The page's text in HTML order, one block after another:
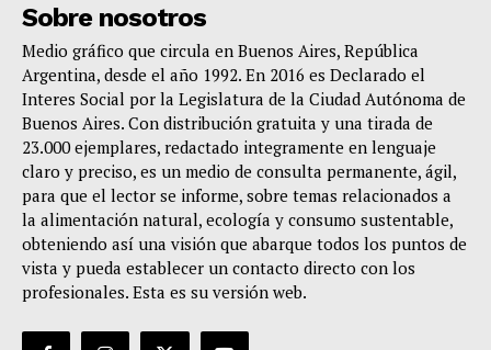
Sobre nosotros
Medio gráfico que circula en Buenos Aires, República
Argentina, desde el año 1992. En 2016 es Declarado el
Interes Social por la Legislatura de la Ciudad Autónoma de
Buenos Aires. Con distribución gratuita y una tirada de
23.000 ejemplares, redactado integramente en lenguaje
claro y preciso, es un medio de consulta permanente, ágil,
para que el lector se informe, sobre temas relacionados a
la alimentación natural, ecología y consumo sustentable,
obteniendo así una visión que abarque todos los puntos de
vista y pueda establecer un contacto directo con los
profesionales. Esta es su versión web.